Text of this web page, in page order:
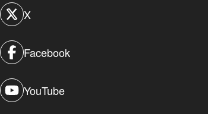
X
Facebook
YouTube